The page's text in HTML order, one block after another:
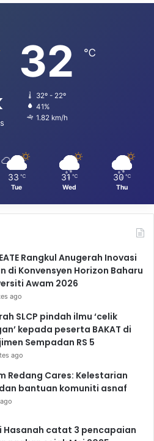
32 ℃
32º - 22º
41%
1.82 km/h
33 ℃
Tue
31 ℃
Wed
30 ℃
Thu
Rangkul Anugerah Inovasi
di Konvensyen Horizon Baharu
Awam 2026
ago
SLCP pindah ilmu ‘celik
kepada peserta BAKAT di
Sempadan RS 5
ago
Redang Cares: Kelestarian
bantuan komuniti asnaf
Hasanah catat 3 pencapaian